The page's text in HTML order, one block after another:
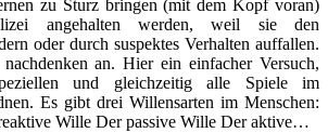
zu Sturz bringen (mit dem Kopf voran)
angehalten werden, weil sie den
oder durch suspektes Verhalten auffallen.
an. Hier ein einfacher Versuch,
und gleichzeitig alle Spiele im
Es gibt drei Willensarten im Menschen:
Wille Der passive Wille Der aktive…